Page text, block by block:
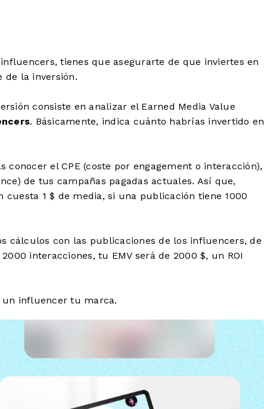
tienes que asegurarte de que inviertes en
de la inversión.
consiste en analizar el Earned Media Value
. Básicamente, indica cuánto habrías invertido en
el CPE (coste por engagement o interacción),
de tus campañas pagadas actuales. Así que,
1 $ de media, si una publicación tiene 1000
cálculos con las publicaciones de los influencers, de
interacciones, tu EMV será de 2000 $, un ROI
un influencer tu marca.